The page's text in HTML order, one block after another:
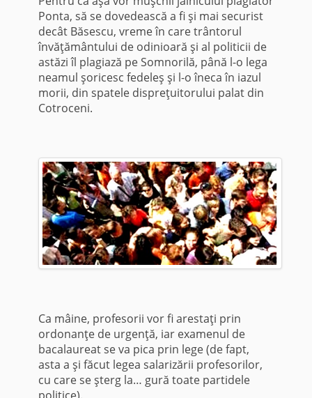
Ponta, să se dovedească a fi şi mai securist
decât Băsescu, vreme în care trântorul
învăţământului de odinioară şi al politicii de
astăzi îl plagiază pe Somnorilă, până l-o lega
neamul şoricesc fedeleş şi l-o îneca în iazul
morii, din spatele dispreţuitorului palat din
Cotroceni.
Ca mâine, profesorii vor fi arestaţi prin
ordonanţe de urgenţă, iar examenul de
bacalaureat se va pica prin lege (de fapt,
asta a şi făcut legea salarizării profesorilor,
cu care se şterg la… gură toate partidele